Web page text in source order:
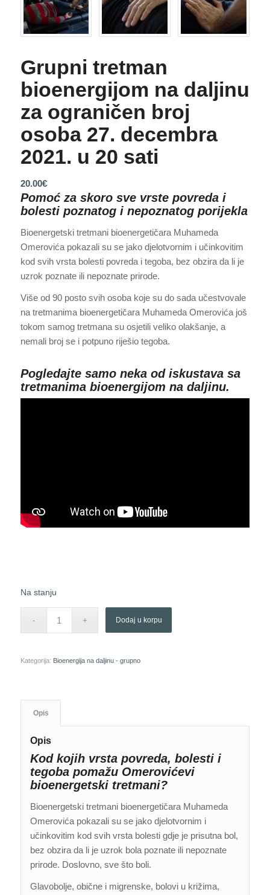
Grupni tretman
bioenergijom na daljinu
za ograničen broj
osoba 27. decembra
2021. u 20 sati
20.00€
Pomoć za skoro sve vrste povreda i
bolesti poznatog i nepoznatog porijekla
Bioenergetski tretmani bioenergetičara Muhameda
Omerovića pokazali su se jako djelotvornim i učinkovitim
kod svih vrsta bolesti povreda i tegoba, bez obzira da li je
uzrok poznate ili nepoznate prirode.
Više od 90 posto svih osoba koje su do sada učestvovale
na tretmanima bioenergetičara Muhameda Omerovića još
tokom samog tretmana su osjetili veliko olakšanje, a
nemali broj se i potpuno riješio tegoba.
Pogledajte samo neka od iskustava sa
tretmanima bioenergijom na daljinu.
Na stanju
Dodaj u korpu
Kategorija: Bioenergija na daljinu - grupno
Opis
Opis
Kod kojih vrsta povreda, bolesti i
tegoba pomažu Omerovićevi
bioenergetski tretmani?
Bioenergetski tretmani bioenergetičara Muhameda
Omerovića pokazali su se jako djelotvornim i
učinkovitim kod svih vrsta bolesti gdje je prisutna bol,
bez obzira da li je uzrok bola poznate ili nepoznate
prirode. Doslovno, sve što boli.
Glavobolje, obične i migrenske, bolovi u križima,